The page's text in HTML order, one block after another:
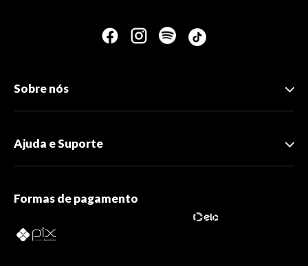
Sobre nós
Ajuda e Suporte
Formas de pagamento